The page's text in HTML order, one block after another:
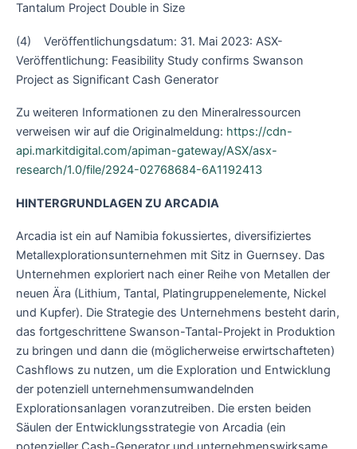
Tantalum Project Double in Size
(4) Veröffentlichungsdatum: 31. Mai 2023: ASX-
Veröffentlichung: Feasibility Study confirms Swanson
Project as Significant Cash Generator
Zu weiteren Informationen zu den Mineralressourcen
verweisen wir auf die Originalmeldung: https://cdn-
api.markitdigital.com/apiman-gateway/ASX/asx-
research/1.0/file/2924-02768684-6A1192413
HINTERGRUNDLAGEN ZU ARCADIA
Arcadia ist ein auf Namibia fokussiertes, diversifiziertes
Metallexplorationsunternehmen mit Sitz in Guernsey. Das
Unternehmen exploriert nach einer Reihe von Metallen der
neuen Ära (Lithium, Tantal, Platingruppenelemente, Nickel
und Kupfer). Die Strategie des Unternehmens besteht darin,
das fortgeschrittene Swanson-Tantal-Projekt in Produktion
zu bringen und dann die (möglicherweise erwirtschafteten)
Cashflows zu nutzen, um die Exploration und Entwicklung
der potenziell unternehmensumwandelnden
Explorationsanlagen voranzutreiben. Die ersten beiden
Säulen der Entwicklungsstrategie von Arcadia (ein